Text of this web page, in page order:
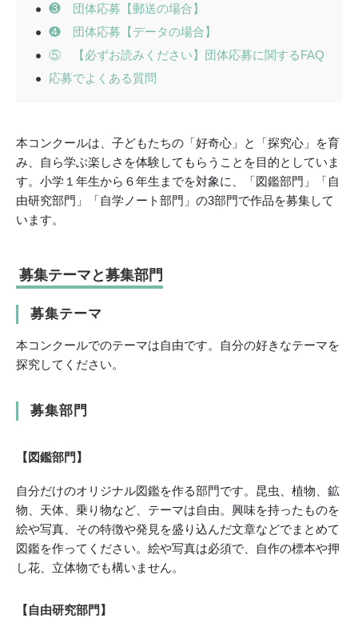
❸ 団体応募【郵送の場合】
❹ 団体応募【データの場合】
⑤ 【必ずお読みください】団体応募に関するFAQ
応募でよくある質問
本コンクールは、子どもたちの「好奇心」と「探究心」を育
み、自ら学ぶ楽しさを体験してもらうことを目的としていま
す。小学１年生から６年生までを対象に、「図鑑部門」「自
由研究部門」「自学ノート部門」の3部門で作品を募集して
います。
募集テーマと募集部門
募集テーマ
本コンクールでのテーマは自由です。自分の好きなテーマを
探究してください。
募集部門
【図鑑部門】
自分だけのオリジナル図鑑を作る部門です。昆虫、植物、鉱
物、天体、乗り物など、テーマは自由。興味を持ったものを
絵や写真、その特徴や発見を盛り込んだ文章などでまとめて
図鑑を作ってください。絵や写真は必須で、自作の標本や押
し花、立体物でも構いません。
【自由研究部門】